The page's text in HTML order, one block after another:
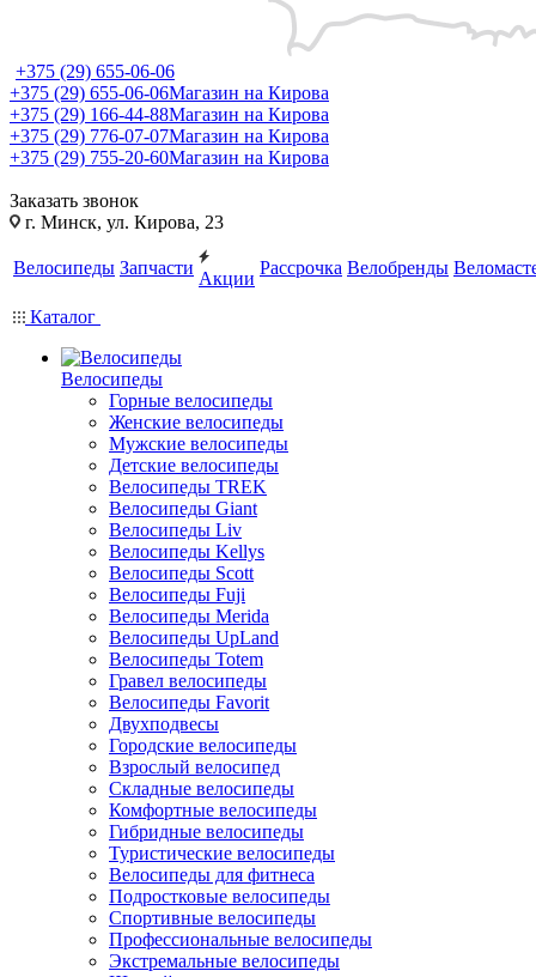
+375 (29) 655-06-06
+375 (29) 655-06-06Магазин на Кирова
+375 (29) 166-44-88Магазин на Кирова
+375 (29) 776-07-07Магазин на Кирова
+375 (29) 755-20-60Магазин на Кирова
Заказать звонок
г. Минск, ул. Кирова, 23
Велосипеды Запчасти
Акции
Рассрочка Велобренды
Каталог
Велосипеды
Горные велосипеды
Женские велосипеды
Мужские велосипеды
Детские велосипеды
Велосипеды TREK
Велосипеды Giant
Велосипеды Liv
Велосипеды Kellys
Велосипеды Scott
Велосипеды Fuji
Велосипеды Merida
Велосипеды UpLand
Велосипеды Totem
Гравел велосипеды
Велосипеды Favorit
Двухподвесы
Городские велосипеды
Взрослый велосипед
Складные велосипеды
Комфортные велосипеды
Гибридные велосипеды
Туристические велосипеды
Велосипеды для фитнеса
Подростковые велосипеды
Спортивные велосипеды
Профессиональные велосипеды
Экстремальные велосипеды